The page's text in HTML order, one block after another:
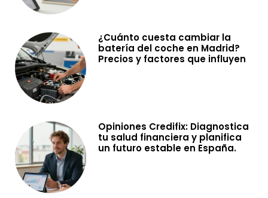
¿Cuánto cuesta cambiar la
batería del coche en Madrid?
Precios y factores que influyen
Opiniones Credifix: Diagnostica
tu salud financiera y planifica
un futuro estable en España.